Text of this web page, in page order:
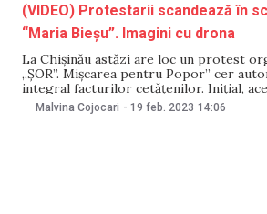
(VIDEO) Protestarii scandează în
“Maria Bieșu”. Imagini cu drona
La Chișinău astăzi are loc un protest
„ȘOR”. Mișcarea pentru Popor” cer
integral facturilor cetățenilor. Inițial,
protestul va avea loc lângă clădirea
participanții și-au schimbat locația în
Malvina Cojocari - 19 feb. 2023 14:06